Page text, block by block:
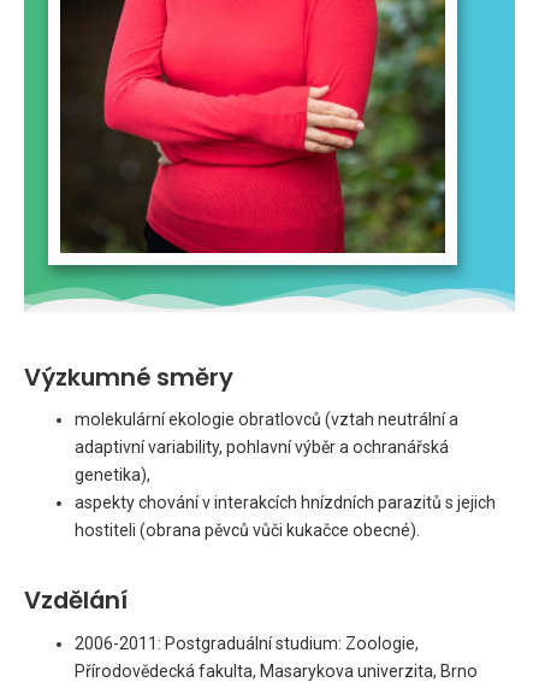
Výzkumné směry
molekulární ekologie obratlovců (vztah neutrální a
adaptivní variability, pohlavní výběr a ochranářská
genetika),
aspekty chování v interakcích hnízdních parazitů s jejich
hostiteli (obrana pěvců vůči kukačce obecné).
Vzdělání
2006-2011: Postgraduální studium: Zoologie,
Přírodovědecká fakulta, Masarykova univerzita, Brno